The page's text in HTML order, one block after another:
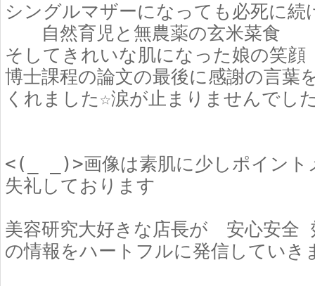
シングルマザーになっても必死に続
自然育児と無農薬の玄米菜食
そしてきれいな肌になった娘の笑顔
博士課程の論文の最後に感謝の言葉
くれました☆涙が止まりませんでし
<(_ _)>画像は素肌に少しポイント
失礼しております
美容研究大好きな店長が 安心安全
の情報をハートフルに発信していき